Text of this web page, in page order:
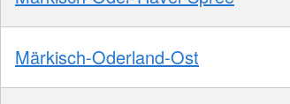
Märkisch-Oderland-Ost